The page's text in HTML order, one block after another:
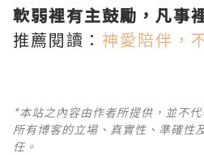
軟弱裡有主鼓勵，凡事
推薦閱讀： 神愛陪伴，
*本站之內容由作者所提供，並不
所有博客的立場、真實性、準確性
任。